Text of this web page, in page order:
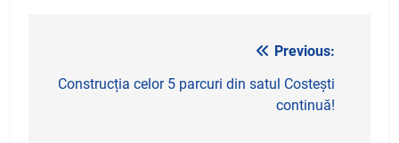
în
Previous:
Construcția celor 5 parcuri din satul Costești
continuă!